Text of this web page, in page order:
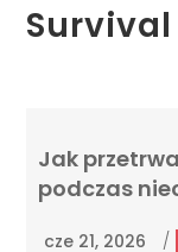
Survival
Jak
podczas
cze 21, 2026 /